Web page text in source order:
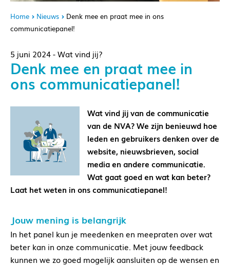
Home Nieuws
Denk mee en praat mee in ons
communicatiepanel!
5 juni 2024 - Wat vind jij?
Denk mee en praat mee in
ons communicatiepanel!
Wat vind jij van de communicatie
van de NVA? We zijn benieuwd hoe
leden en gebruikers denken over de
website, nieuwsbrieven, social
media en andere communicatie.
Wat gaat goed en wat kan beter?
Laat het weten in ons communicatiepanel!
Jouw mening is belangrijk
In het panel kun je meedenken en meepraten over wat
beter kan in onze communicatie. Met jouw feedback
kunnen we zo goed mogelijk aansluiten op de wensen en